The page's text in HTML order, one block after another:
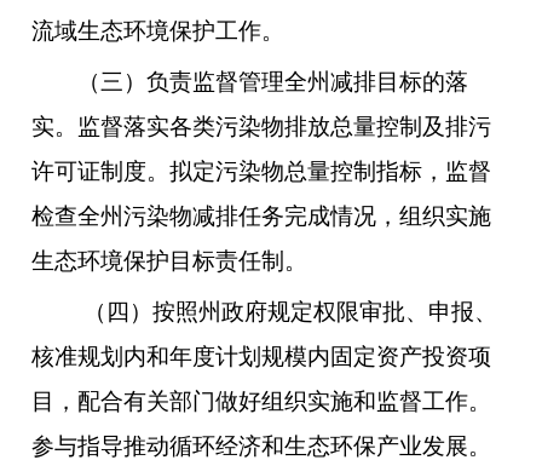
流域生态环境保护工作。
（三）负责监督管理全州减排目标的落
实。监督落实各类污染物排放总量控制及排污
许可证制度。拟定污染物总量控制指标，监督
检查全州污染物减排任务完成情况，组织实施
生态环境保护目标责任制。
（四）按照州政府规定权限审批、申报、
核准规划内和年度计划规模内固定资产投资项
目，配合有关部门做好组织实施和监督工作。
参与指导推动循环经济和生态环保产业发展。